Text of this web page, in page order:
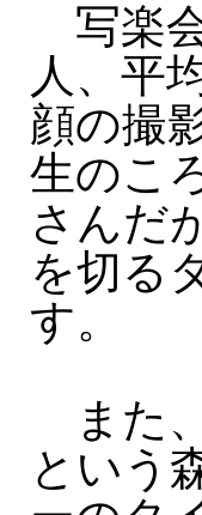
写楽
人、平
顔の撮
生のこ
さんだ
を切る
す。
また
という